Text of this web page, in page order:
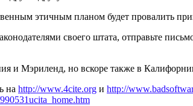
этичным планом будет провалить
своего штата, отправьте
и Мэриленд, но вскоре также в
на http://www.4cite.org и http://